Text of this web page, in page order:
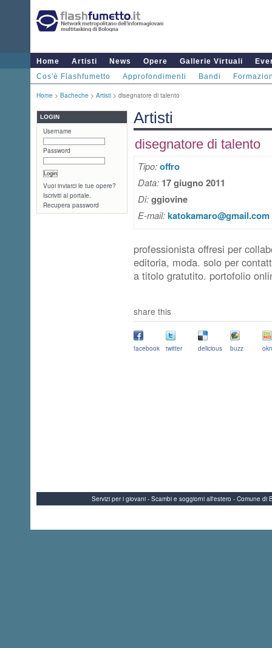
Home Artisti News Opere Gallerie Virtuali
Cos'è Flashfumetto
Approfondimenti Bandi
Home > Bacheche > Artisti > disegnatore di talento
LOGIN
Username
Password
Vuoi inviarci le tue opere?
Iscriviti al portale.
Recupera password
Artisti
disegnatore di talento
Tipo: offro
Data: 17 giugno 2011
Di: ggiovine
E-mail:katokamaro@gmail.com
professionista offresi per
editoria, moda. solo per
a titolo gratutito. portofolio
share this
facebook twitter delicious buzz
Servizi per i giovani - Scambi e soggiorni all'estero - Comune